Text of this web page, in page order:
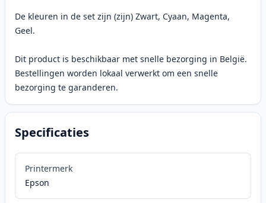
De kleuren in de set zijn (zijn) Zwart, Cyaan, Magenta,
Geel.
Dit product is beschikbaar met snelle bezorging in België.
Bestellingen worden lokaal verwerkt om een snelle
bezorging te garanderen.
Specificaties
Printermerk
Epson